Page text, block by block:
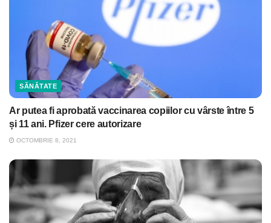
SĂNĂTATE
Ar putea fi aprobată vaccinarea copiilor cu vârste între 5
și 11 ani. Pfizer cere autorizare
OCTOMBRIE 8, 2021